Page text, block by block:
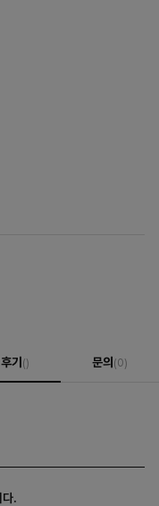
후기() 문의(0)
다.